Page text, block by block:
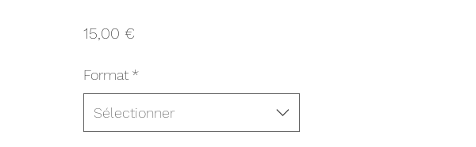
15,00 €Prix
Format *
Sélectionner